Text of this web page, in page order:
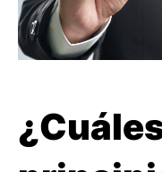
Buscar